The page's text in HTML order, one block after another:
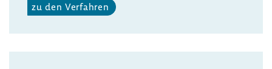
zu den Verfahren